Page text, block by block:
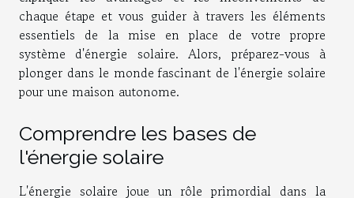
chaque étape et vous guider à travers les éléments
essentiels de la mise en place de votre propre
système d'énergie solaire. Alors, préparez-vous à
plonger dans le monde fascinant de l'énergie solaire
pour une maison autonome.
Comprendre les bases de
l'énergie solaire
L'énergie solaire joue un rôle primordial dans la